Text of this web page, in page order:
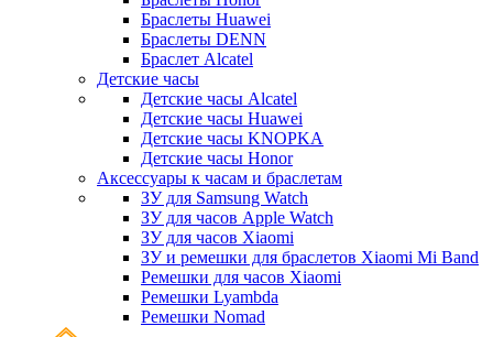
Браслеты Huawei
Браслеты DENN
Браслет Alcatel
Детские часы
Детские часы Alcatel
Детские часы Huawei
Детские часы KNOPKA
Детские часы Honor
Аксессуары к часам и браслетам
ЗУ для Samsung Watch
ЗУ для часов Apple Watch
ЗУ для часов Xiaomi
ЗУ и ремешки для браслетов Xiaomi Mi Band
Ремешки для часов Xiaomi
Ремешки Lyambda
Ремешки Nomad